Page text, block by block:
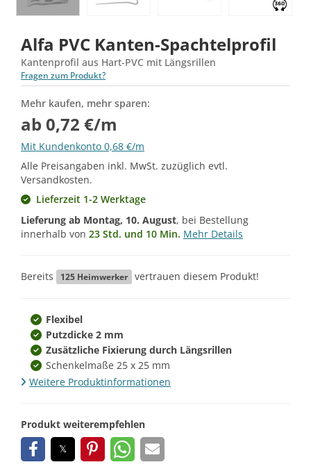
Alfa PVC Kanten-Spachtelprofil
Kantenprofil aus Hart-PVC mit Längsrillen
Fragen zum Produkt?
Mehr kaufen, mehr sparen:
ab 0,72 €/m
Mit Kundenkonto 0,68 €/m
Alle Preisangaben inkl. MwSt. zuzüglich evtl.
Versandkosten.
Lieferzeit 1-2 Werktage
Lieferung ab Montag, 10. August, bei Bestellung
innerhalb von 23 Std. und 10 Min. Mehr Details
Bereits 125 Heimwerker vertrauen diesem Produkt!
Flexibel
Putzdicke 2 mm
Zusätzliche Fixierung durch Längsrillen
Schenkelmaße 25 x 25 mm
Weitere Produktinformationen
Produkt weiterempfehlen